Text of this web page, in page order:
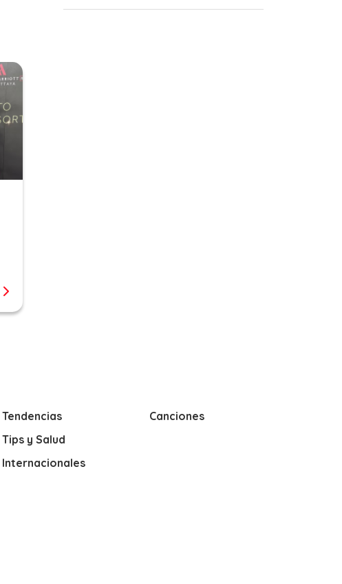
Tendencias
Tips y Salud
Internacionales
Canciones